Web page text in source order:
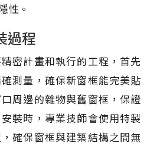
性。
過程
密計畫和執行的工程，首先
測量，確保新窗框能完美貼
周邊的雜物與舊窗框，保證
裝時，專業技師會使用特製
確保窗框與建築結構之間無